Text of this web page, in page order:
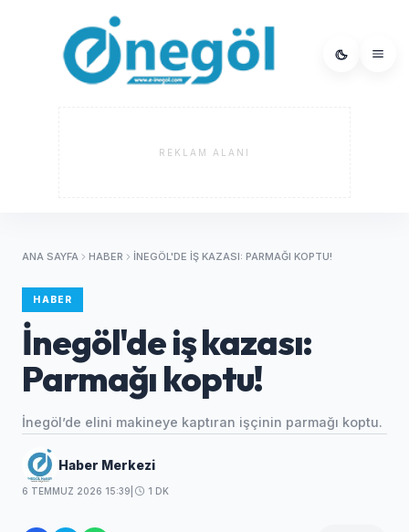
REKLAM ALANI
ANA SAYFA HABER İNEGÖL'DE IŞ KAZASI: PARMAĞI KOPTU!
HABER
İnegöl'de iş kazası:
Parmağı koptu!
İnegöl’de elini makineye kaptıran işçinin parmağı koptu.
Haber Merkezi
6 TEMMUZ 2026 15:39 1 DK